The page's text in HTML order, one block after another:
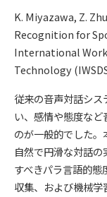
K. Miyazawa, Z.
Recognition for
International
Technology
従来の音声対話シ
い、感情や態度な
のが一般的でした
自然で円滑な対話
すべきパラ言語的
収集、および機械学